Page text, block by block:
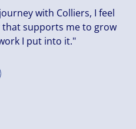
with Colliers, I feel
that supports me to grow
I put into it."